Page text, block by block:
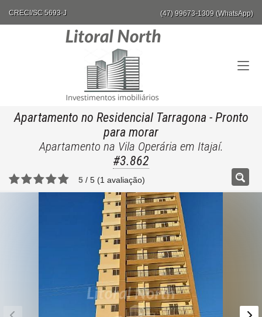
CRECI/SC 5693-J (47) 99673-1309 (WhatsApp)
Apartamento no Residencial Tarragona - Pronto
para morar
Apartamento na Vila Operária em Itajaí.
#3.862
5 / 5 (1 avaliação)